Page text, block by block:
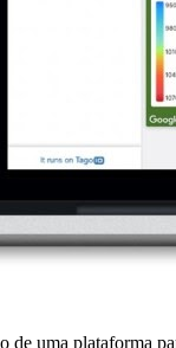
de uma plataforma